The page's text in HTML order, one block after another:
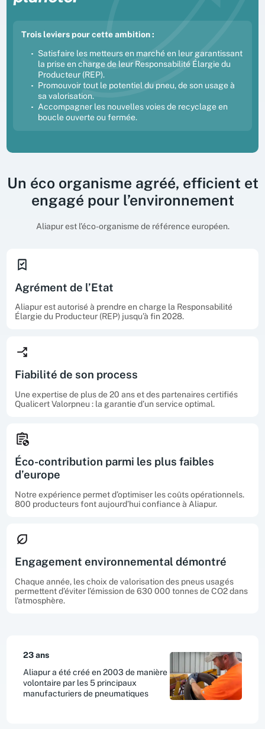
Trois leviers pour cette ambition :
Satisfaire les metteurs en marché en leur garantissant
la prise en charge de leur Responsabilité Élargie du
Producteur (REP).
Promouvoir tout le potentiel du pneu, de son usage à
sa valorisation.
Accompagner les nouvelles voies de recyclage en
boucle ouverte ou fermée.
Un éco organisme agréé, efficient et
engagé pour l’environnement
Aliapur est l’éco-organisme de référence européen.
Agrément de l’Etat
Aliapur est autorisé à prendre en charge la Responsabilité
Élargie du Producteur (REP) jusqu’à fin 2028.
Fiabilité de son process
Une expertise de plus de 20 ans et des partenaires certifiés
Qualicert Valorpneu : la garantie d’un service optimal.
Éco-contribution parmi les plus faibles
d’europe
Notre expérience permet d’optimiser les coûts opérationnels.
800 producteurs font aujourd’hui confiance à Aliapur.
Engagement environnemental démontré
Chaque année, les choix de valorisation des pneus usagés
permettent d’éviter l’émission de 630 000 tonnes de CO2 dans
l'atmosphère.
23 ans
Aliapur a été créé en 2003 de manière
volontaire par les 5 principaux
manufacturiers de pneumatiques